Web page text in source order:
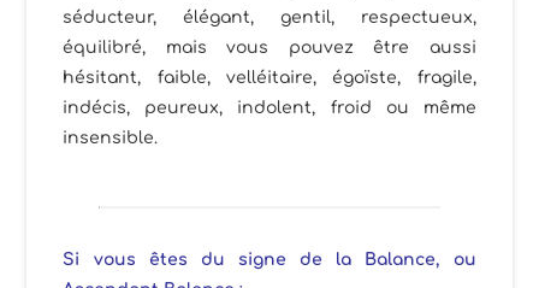
séducteur, élégant, gentil, respectueux,
équilibré, mais vous pouvez être aussi
hésitant, faible, velléitaire, égoïste, fragile,
indécis, peureux, indolent, froid ou même
insensible.
Si vous êtes du signe de la Balance, ou